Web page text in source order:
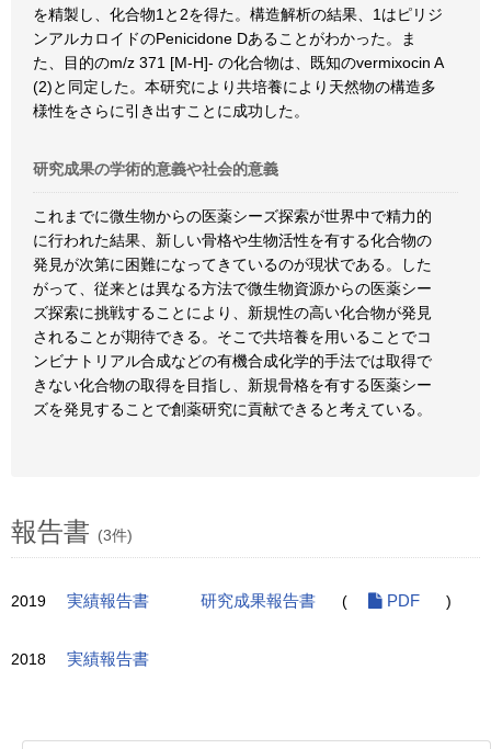
を精製し、化合物1と2を得た。構造解析の結果、1はピリジ
ンアルカロイドのPenicidone Dあることがわかった。ま
た、目的のm/z 371 [M-H]- の化合物は、既知のvermixocin A
(2)と同定した。本研究により共培養により天然物の構造多
様性をさらに引き出すことに成功した。
研究成果の学術的意義や社会的意義
これまでに微生物からの医薬シーズ探索が世界中で精力的
に行われた結果、新しい骨格や生物活性を有する化合物の
発見が次第に困難になってきているのが現状である。した
がって、従来とは異なる方法で微生物資源からの医薬シー
ズ探索に挑戦することにより、新規性の高い化合物が発見
されることが期待できる。そこで共培養を用いることでコ
ンビナトリアル合成などの有機合成化学的手法では取得で
きない化合物の取得を目指し、新規骨格を有する医薬シー
ズを発見することで創薬研究に貢献できると考えている。
報告書 (3件)
2019 実績報告書 研究成果報告書 ( PDF )
2018 実績報告書